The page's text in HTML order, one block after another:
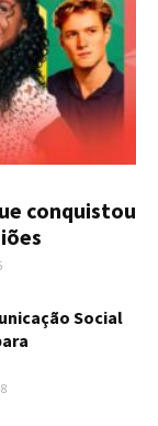
conquistou
Social